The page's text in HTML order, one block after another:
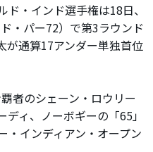
・インド選手権は18日、
・パー72）で第3ラウンド
が通算17アンダー単独首位
者のシェーン・ロウリー
ディ、ノーボギーの「65」
・インディアン・オープン